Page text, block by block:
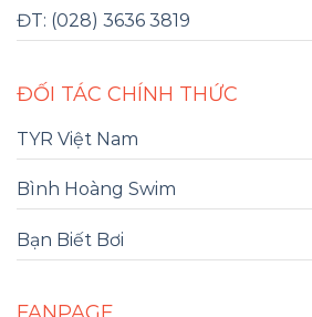
ĐT: (028) 3636 3819
ĐỐI TÁC CHÍNH THỨC
TYR Việt Nam
Bình Hoàng Swim
Bạn Biết Bơi